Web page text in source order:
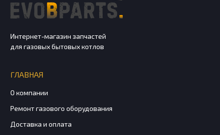
Интернет-магазин запчастей
для газовых бытовых котлов
ГЛАВНАЯ
О компании
Ремонт газового оборудования
Доставка и оплата